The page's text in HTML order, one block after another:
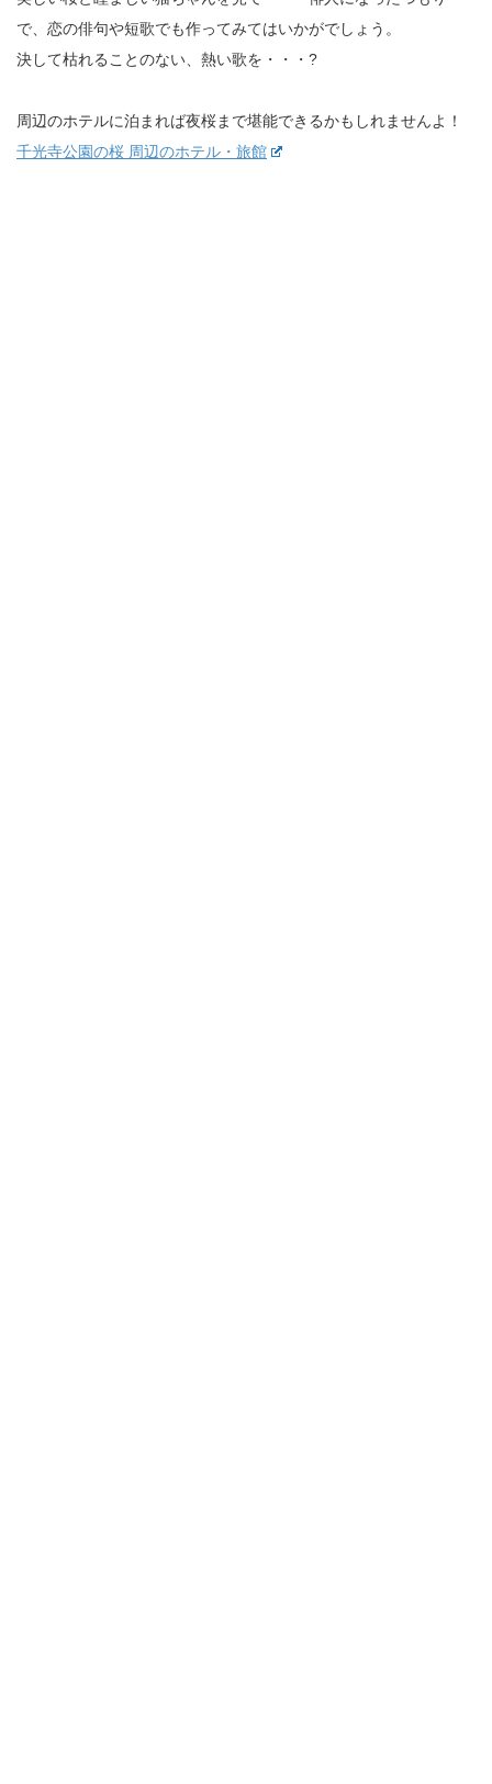
で、恋の俳句や短歌でも作ってみてはいかがでしょう。
決して枯れることのない、熱い歌を・・・?
周辺のホテルに泊まれば夜桜まで堪能できるかもしれませんよ！
千光寺公園の桜 周辺のホテル・旅館